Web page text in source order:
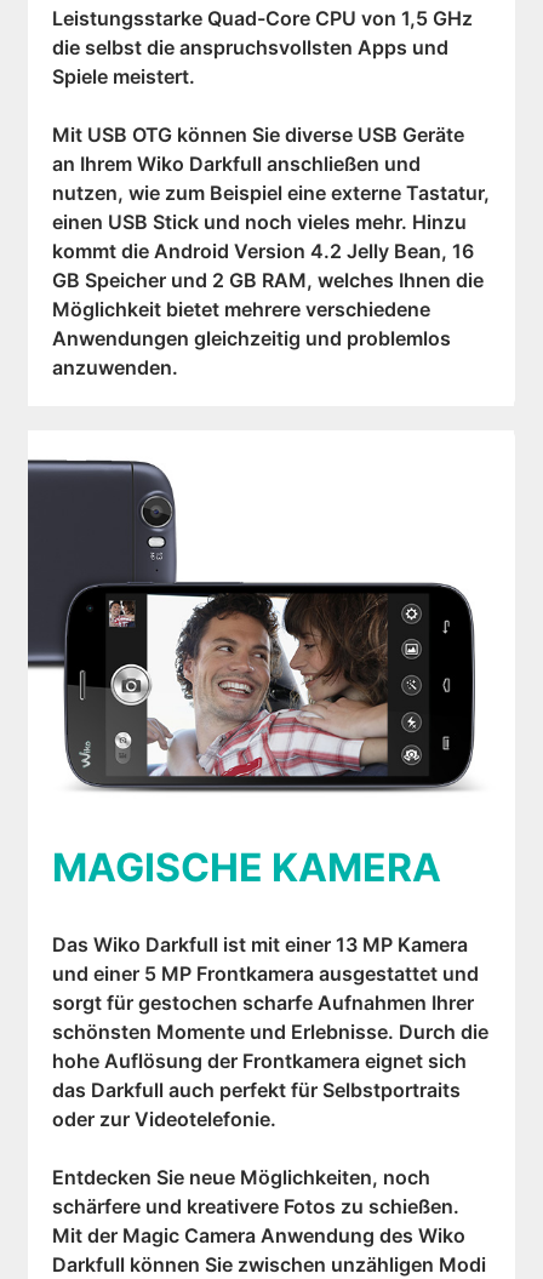
Leistungsstarke Quad-Core CPU von 1,5 GHz
die selbst die anspruchsvollsten Apps und
Spiele meistert.
Mit USB OTG können Sie diverse USB Geräte
an Ihrem Wiko Darkfull anschließen und
nutzen, wie zum Beispiel eine externe Tastatur,
einen USB Stick und noch vieles mehr. Hinzu
kommt die Android Version 4.2 Jelly Bean, 16
GB Speicher und 2 GB RAM, welches Ihnen die
Möglichkeit bietet mehrere verschiedene
Anwendungen gleichzeitig und problemlos
anzuwenden.
MAGISCHE KAMERA
Das Wiko Darkfull ist mit einer 13 MP Kamera
und einer 5 MP Frontkamera ausgestattet und
sorgt für gestochen scharfe Aufnahmen Ihrer
schönsten Momente und Erlebnisse. Durch die
hohe Auflösung der Frontkamera eignet sich
das Darkfull auch perfekt für Selbstportraits
oder zur Videotelefonie.
Entdecken Sie neue Möglichkeiten, noch
schärfere und kreativere Fotos zu schießen.
Mit der Magic Camera Anwendung des Wiko
Darkfull können Sie zwischen unzähligen Modi